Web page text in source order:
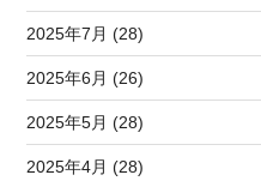
2025年7月 (28)
2025年6月 (26)
2025年5月 (28)
2025年4月 (28)